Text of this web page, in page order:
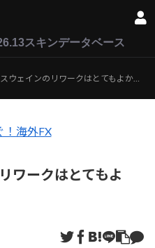
スキンデータベース
ウェインのリワークはとてもよかった
！海外FX
ワークはとてもよ